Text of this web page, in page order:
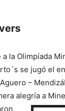
la Olimpíada
se jugó el
–
alegría a